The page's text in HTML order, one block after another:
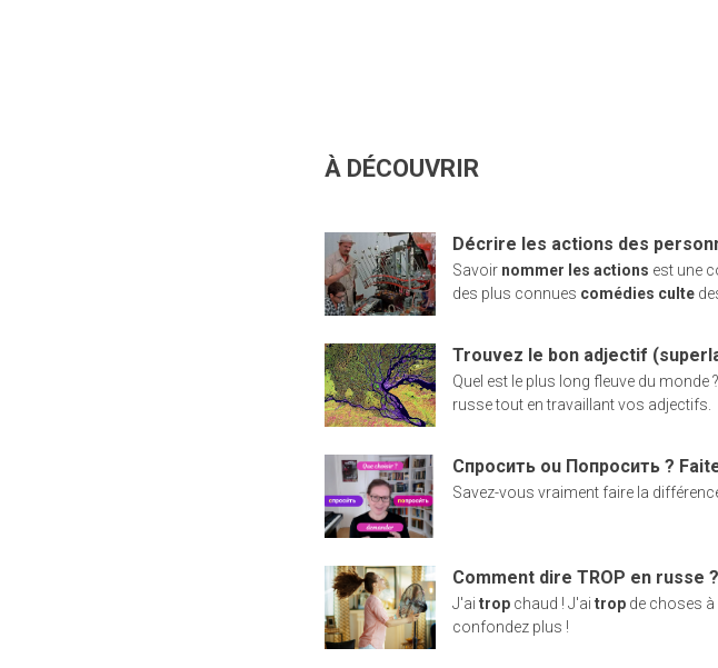
À DÉCOUVRIR
Décrire les actions des
Savoir nommer les actions est une
des plus connues comédies culte
Trouvez le bon adjectif
Quel est le plus long fleuve du
russe tout en travaillant vos adjectifs.
Спросить ou Попросить ?
Savez-vous vraiment faire la
Comment dire TROP en russe
J'ai trop chaud ! J'ai trop de choses à
confondez plus !